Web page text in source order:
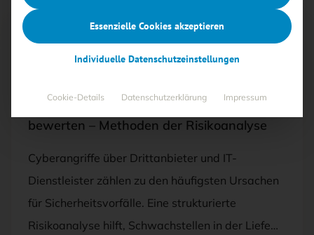
Wie Unternehmen ihre Lieferanten sicher
bewerten – Methoden der Risikoanalyse
Cyberangriffe über Drittanbieter und IT-
Dienstleister zählen zu den häufigsten Ursachen
für Sicherheitsvorfälle. Eine strukturierte
Risikoanalyse hilft, Schwachstellen in der Liefe…
Essenzielle Cookies akzeptieren
Individuelle Datenschutzeinstellungen
Cookie-Details Datenschutzerklärung Impressum